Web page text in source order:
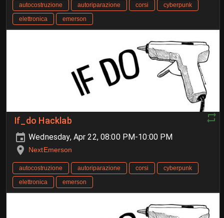
autocostruzione autoriparazione corsi
cyberpunk
elettronica
emerson
If_do Hacklab
Wednesday, Apr 22, 08:00 PM-10:00 PM
NextEmerson
autocostruzione autoriparazione corsi
cyberpunk
elettronica
emerson